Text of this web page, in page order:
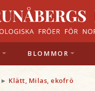
BLOMMOR
Klätt, Milas, ekofrö